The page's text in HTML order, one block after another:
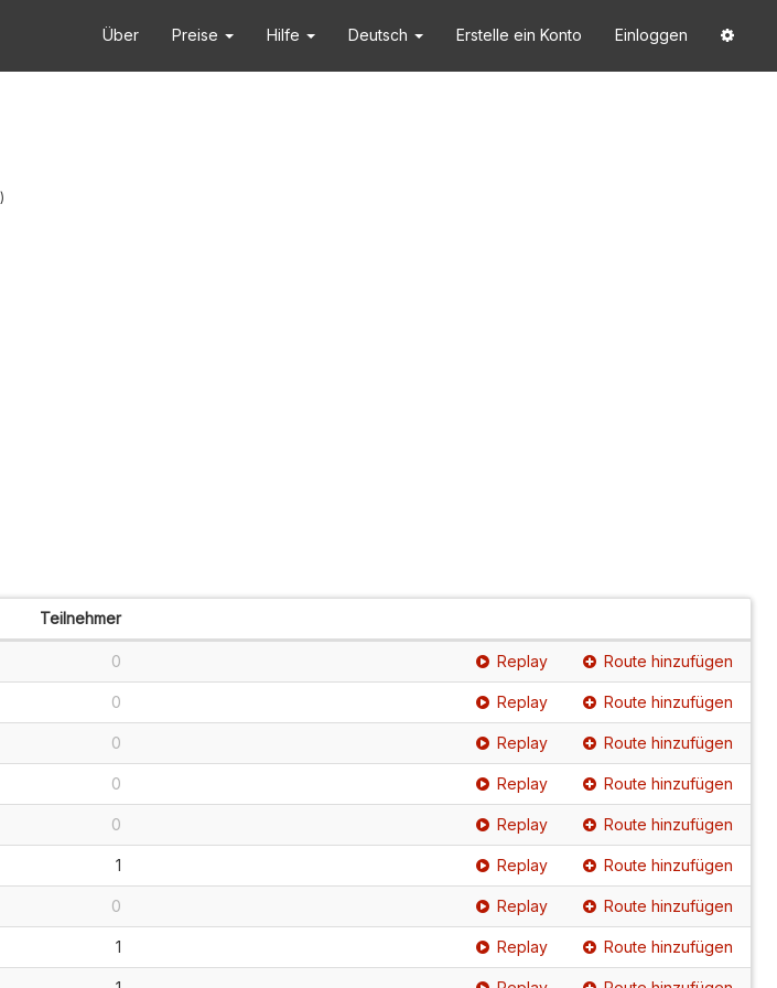
Über Preise Hilfe Deutsch Erstelle ein Konto Einloggen
Teilnehmer
0 Replay Route hinzufügen
0 Replay Route hinzufügen
0 Replay Route hinzufügen
0 Replay Route hinzufügen
0 Replay Route hinzufügen
1 Replay Route hinzufügen
0 Replay Route hinzufügen
1 Replay Route hinzufügen